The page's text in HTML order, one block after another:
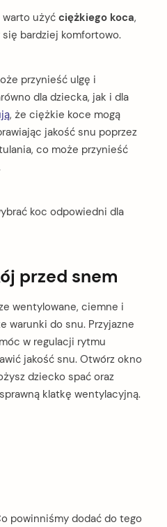
warto użyć ciężkiego koca,
bardziej komfortowo.
przynieść ulgę i
dla dziecka, jak i dla
, że ciężkie koce mogą
jakość snu poprzez
co może przynieść
koc odpowiedni dla
przed snem
wentylowane, ciemne i
warunki do snu. Przyjazne
w regulacji rytmu
jakość snu. Otwórz okno
dziecko spać oraz
klatkę wentylacyjną.
powinniśmy dodać do tego